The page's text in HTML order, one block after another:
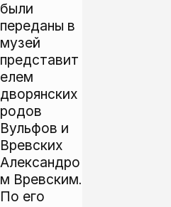
были
переданы в
музей
представит
елем
дворянских
родов
Вульфов и
Вревских
Александро
м Вревским.
По его